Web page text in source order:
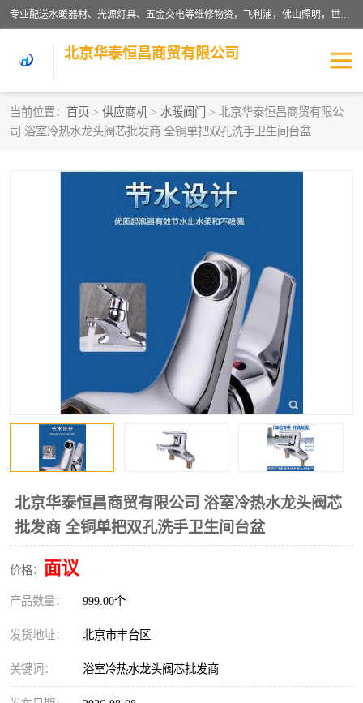
专业配送水暖器材、光源灯具、五金交电等维修物资，飞利浦，佛山照明，世达，博世，九牧，特陶等各产品涉及国内外知名品牌。公司专注与物业、学校、酒店、工厂等单位合作，提供一站式配送服务，降低客户综合成本。依托电子商务改变传统模式，以专业的团队为客户提供24H物资配送到达，货到月结、统一开票，便捷退换等服务，提高了企业的运营效率。
北京华泰恒昌商贸有限公司
当前位置： 首页 > 供应商机 > 水暖阀门
> 北京华泰恒昌商贸有限公
司 浴室冷热水龙头阀芯批发商 全铜单把双孔洗手卫生间台盆
北京华泰恒昌商贸有限公司 浴室冷热水龙头阀芯
批发商 全铜单把双孔洗手卫生间台盆
价格： 面议
产品数量： 999.00个
发货地址： 北京市丰台区
关键词： 浴室冷热水龙头阀芯批发商
水暖阀门 电料灯饰
涂料辅材